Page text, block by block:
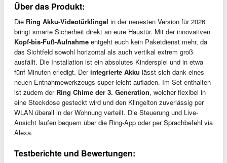
Über das Produkt:
Die Ring Akku-Videotürklingel in der neuesten Version für 2026
bringt smarte Sicherheit direkt an eure Haustür. Mit der innovativen
Kopf-bis-Fuß-Aufnahme entgeht euch kein Paketdienst mehr, da
das Sichtfeld sowohl horizontal als auch vertikal extrem groß
ausfällt. Die Installation ist ein absolutes Kinderspiel und in etwa
fünf Minuten erledigt. Derintegrierte Akku lässt sich dank eines
neuen Entnahmewerkzeugs super leicht aufladen. Im Set enthalten
ist zudem der Ring Chime der 3. Generation, welcher flexibel in
eine Steckdose gesteckt wird und den Klingelton zuverlässig per
WLAN überall in der Wohnung verteilt. Die Steuerung und Live-
Ansicht laufen bequem über die Ring-App oder per Sprachbefehl via
Alexa.
Testberichte und Bewertungen: